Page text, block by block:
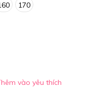
170
vào yêu thích